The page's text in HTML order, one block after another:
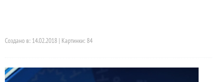
Создано в: 14.02.2018 | Картинки: 84